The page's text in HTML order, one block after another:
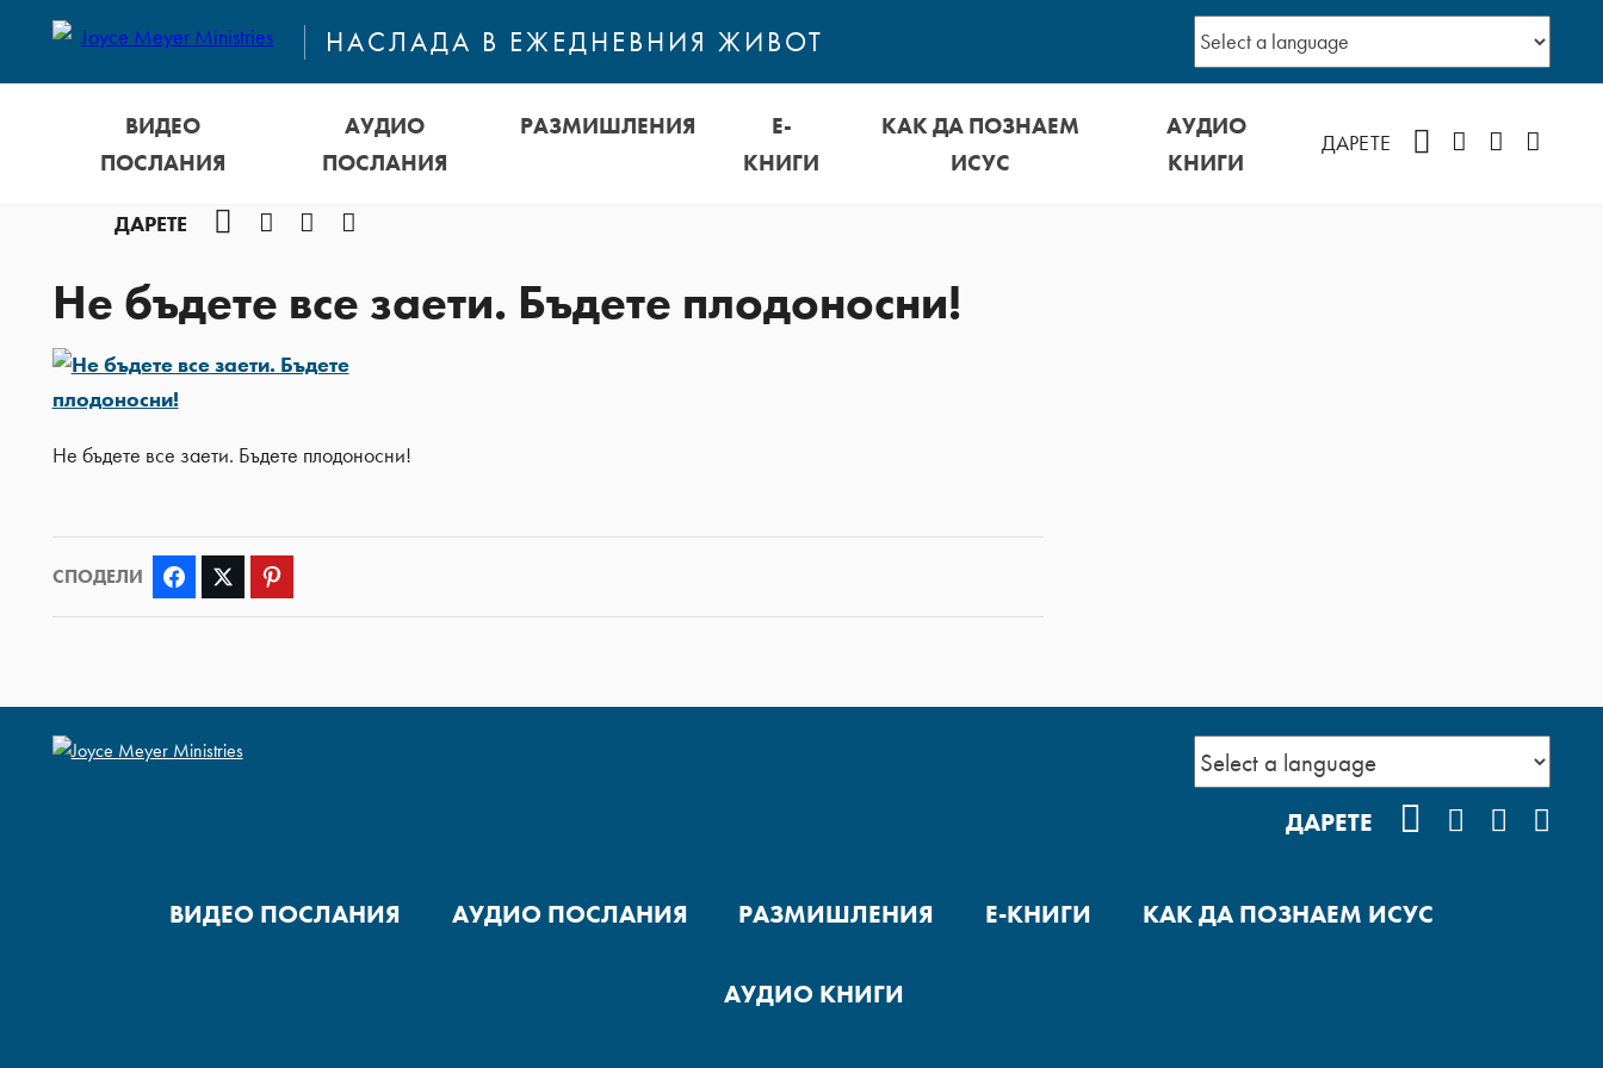
НАСЛАДА В ЕЖЕДНЕВНИЯ ЖИВОТ
ВИДЕО
ПОСЛАНИЯ
АУДИО
ПОСЛАНИЯ
РАЗМИШЛЕНИЯ
Е-
КНИГИ
КАК ДА ПОЗНАЕМ
ИСУС
АУДИО
КНИГИ
ДАРЕТЕ FacebookInstagramYouTube
ДАРЕТЕ FacebookInstagram
YouTube
Не бъдете все заети. Бъдете плодоносни!
Не бъдете все заети. Бъдете плодоносни!
СПОДЕЛИ Facebook Twitter
ДАРЕТЕ FACEBOOK
ВИДЕО ПОСЛАНИЯ АУДИО ПОСЛАНИЯ РАЗМИШЛЕНИЯ Е-КНИГИ КАК ДА ПОЗНАЕМ ИСУС
АУДИО КНИГИ